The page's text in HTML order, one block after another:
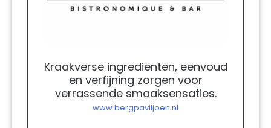
Kraakverse ingrediënten, eenvoud
en verfijning zorgen voor
verrassende smaaksensaties.
www.bergpaviljoen.nl